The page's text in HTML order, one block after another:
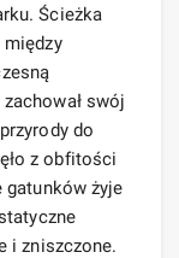
Ścieżka
między
swój
do
z obfitości
żyje
i zniszczone.